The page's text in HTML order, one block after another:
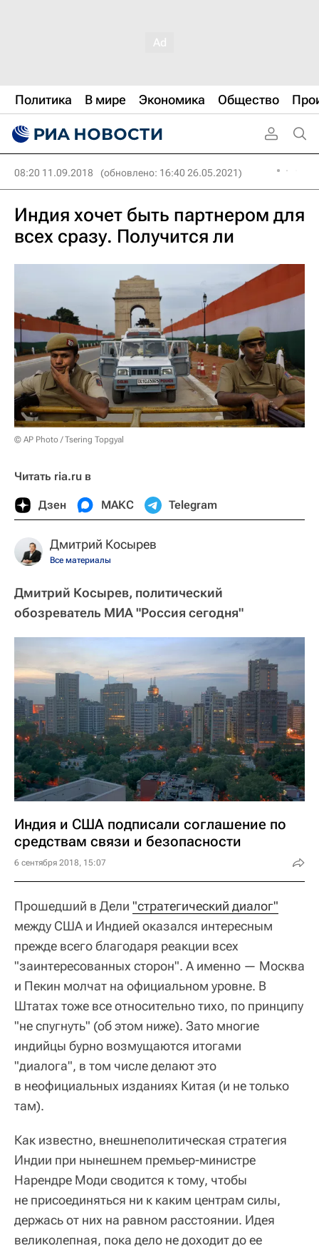
Политика В мире Экономика Общество
08:20 11.09.2018 (обновлено: 16:40 26.05.2021)
Индия хочет быть партнером для
всех сразу. Получится ли
© AP Photo / Tsering Topgyal
Читать ria.ru в
Дзен МАКС Telegram
Дмитрий Косырев
Все материалы
Дмитрий Косырев, политический
обозреватель МИА "Россия сегодня"
Индия и США подписали соглашение по
средствам связи и безопасности
6 сентября 2018, 15:07
Прошедший в Дели "стратегический диалог"
между США и Индией оказался интересным
прежде всего благодаря реакции всех
"заинтересованных сторон". А именно — Москва
и Пекин молчат на официальном уровне. В
Штатах тоже все относительно тихо, по принципу
"не спугнуть" (об этом ниже). Зато многие
индийцы бурно возмущаются итогами
"диалога", в том числе делают это
в неофициальных изданиях Китая (и не только
там).
Как известно, внешнеполитическая стратегия
Индии при нынешнем премьер-министре
Нарендре Моди сводится к тому, чтобы
не присоединяться ни к каким центрам силы,
держась от них на равном расстоянии. Идея
великолепная, пока дело не доходит до ее